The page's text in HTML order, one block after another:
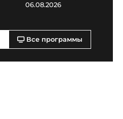
06.08.2026
Все программы